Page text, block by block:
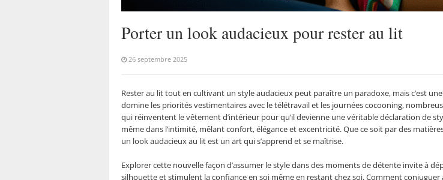
Porter un look audacieux pour rester au lit
26 septembre 2025
Rester au lit tout en cultivant un style audacieux peut paraître un paradoxe, mais c’est
domine les priorités vestimentaires avec le télétravail et les journées cocooning,
qui réinventent le vêtement d’intérieur pour qu’il devienne une véritable déclaration de
même dans l’intimité, mêlant confort, élégance et excentricité. Que ce soit par des
un look audacieux au lit est un art qui s’apprend et se maîtrise.
Explorer cette nouvelle façon d’assumer le style dans des moments de détente invite à
silhouette et stimulent la confiance en soi même en restant chez soi. Comment